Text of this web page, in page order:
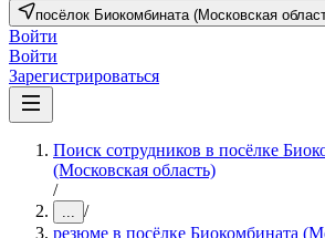
посёлок Биокомбината (Московская
Войти
Войти
Зарегистрироваться
Поиск сотрудников в посёлке
(Московская область)
/
... /
резюме в посёлке Биокомбината